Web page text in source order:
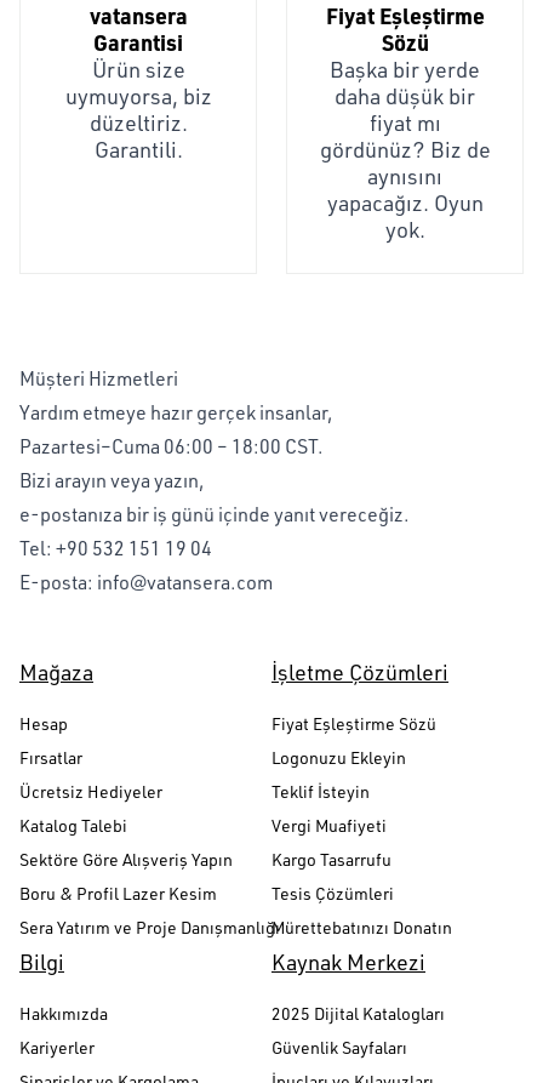
vatansera
Garantisi
Ürün size
uymuyorsa, biz
düzeltiriz.
Garantili.
Fiyat Eşleştirme
Sözü
Başka bir yerde
daha düşük bir
fiyat mı
gördünüz? Biz de
aynısını
yapacağız. Oyun
yok.
Müşteri Hizmetleri
Yardım etmeye hazır gerçek insanlar,
Pazartesi–Cuma 06:00 – 18:00 CST.
Bizi arayın veya yazın,
e-postanıza bir iş günü içinde yanıt vereceğiz.
Tel: +90 532 151 19 04
E-posta: info@vatansera.com
Mağaza
Hesap
Fırsatlar
Ücretsiz Hediyeler
Katalog Talebi
Sektöre Göre Alışveriş Yapın
Boru & Profil Lazer Kesim
Sera Yatırım ve Proje Danışmanlığı
İşletme Çözümleri
Fiyat Eşleştirme Sözü
Logonuzu Ekleyin
Teklif İsteyin
Vergi Muafiyeti
Kargo Tasarrufu
Tesis Çözümleri
Mürettebatınızı Donatın
Bilgi
Hakkımızda
Kariyerler
Kaynak Merkezi
2025 Dijital Katalogları
Güvenlik Sayfaları